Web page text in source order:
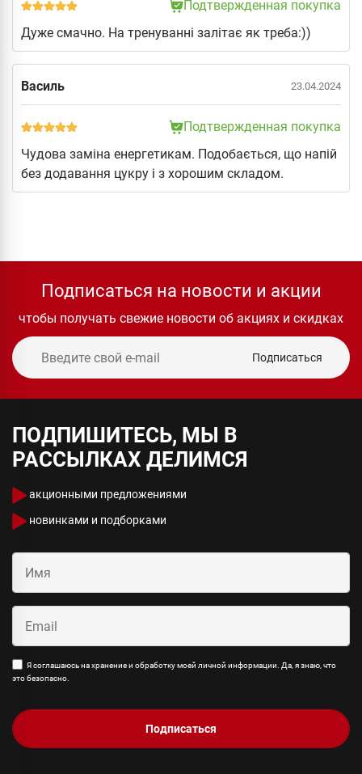
Подтвержденная покупка
Дуже смачно. На тренуванні залітає як треба:))
Василь 23.04.2024
Подтвержденная покупка
Чудова заміна енергетикам. Подобається, що напій
без додавання цукру і з хорошим складом.
Подписаться на новости и акции
чтобы получать свежие новости об акциях и скидках
Подписаться
ПОДПИШИТЕСЬ, МЫ В
РАССЫЛКАХ ДЕЛИМСЯ
акционными предложениями
новинками и подборками
Я соглашаюсь на хранение и обработку моей личной информации. Да, я знаю, что
это безопасно.
Подписаться